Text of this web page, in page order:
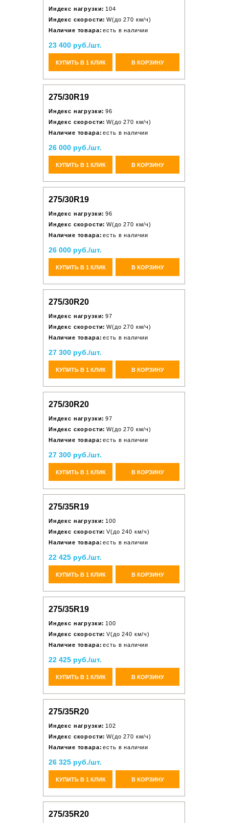
Индекс нагрузки: 104
Индекс скорости: W(до 270 км/ч)
Наличие товара: есть в наличии
23 400 руб./шт.
КУПИТЬ В 1 КЛИК В КОРЗИНУ
275/30R19
Индекс нагрузки: 96
Индекс скорости: W(до 270 км/ч)
Наличие товара: есть в наличии
26 000 руб./шт.
КУПИТЬ В 1 КЛИК В КОРЗИНУ
275/30R19
Индекс нагрузки: 96
Индекс скорости: W(до 270 км/ч)
Наличие товара: есть в наличии
26 000 руб./шт.
КУПИТЬ В 1 КЛИК В КОРЗИНУ
275/30R20
Индекс нагрузки: 97
Индекс скорости: W(до 270 км/ч)
Наличие товара: есть в наличии
27 300 руб./шт.
КУПИТЬ В 1 КЛИК В КОРЗИНУ
275/30R20
Индекс нагрузки: 97
Индекс скорости: W(до 270 км/ч)
Наличие товара: есть в наличии
27 300 руб./шт.
КУПИТЬ В 1 КЛИК В КОРЗИНУ
275/35R19
Индекс нагрузки: 100
Индекс скорости: V(до 240 км/ч)
Наличие товара: есть в наличии
22 425 руб./шт.
КУПИТЬ В 1 КЛИК В КОРЗИНУ
275/35R19
Индекс нагрузки: 100
Индекс скорости: V(до 240 км/ч)
Наличие товара: есть в наличии
22 425 руб./шт.
КУПИТЬ В 1 КЛИК В КОРЗИНУ
275/35R20
Индекс нагрузки: 102
Индекс скорости: W(до 270 км/ч)
Наличие товара: есть в наличии
26 325 руб./шт.
КУПИТЬ В 1 КЛИК В КОРЗИНУ
275/35R20